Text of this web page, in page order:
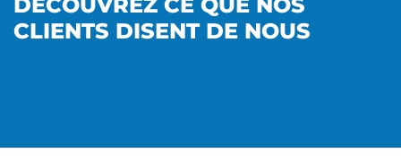
CLIENTS DISENT DE NOUS